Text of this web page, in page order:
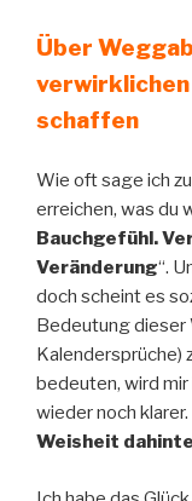
Über
verwirklichen
schaffen
Wie oft sage ich
erreichen, was du
Bauchgefühl.
Veränderung“.
doch scheint es
Bedeutung dieser
Kalendersprüche)
bedeuten, wird
wieder noch klarer.
Weisheit